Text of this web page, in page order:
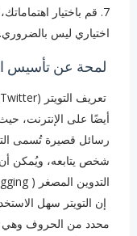
اختياري ليس بالضروري.
لمحة عن تأسيس
أيضًا على الإنترنت،
رسائل قصيرة تُسمى
شخص يتابعه، ويُمكن
التدوين المصغر ( Microblogging) ‏
‏إن التويتر سهل